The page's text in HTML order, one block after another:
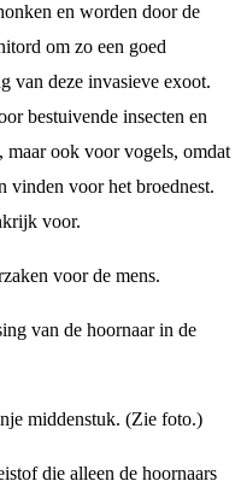
en worden door de
om zo een goed
van deze invasieve exoot.
bestuivende insecten en
maar ook voor vogels, omdat
vinden voor het broednest.
voor.
voor de mens.
van de hoornaar in de
middenstuk. (Zie foto.)
die alleen de hoornaars